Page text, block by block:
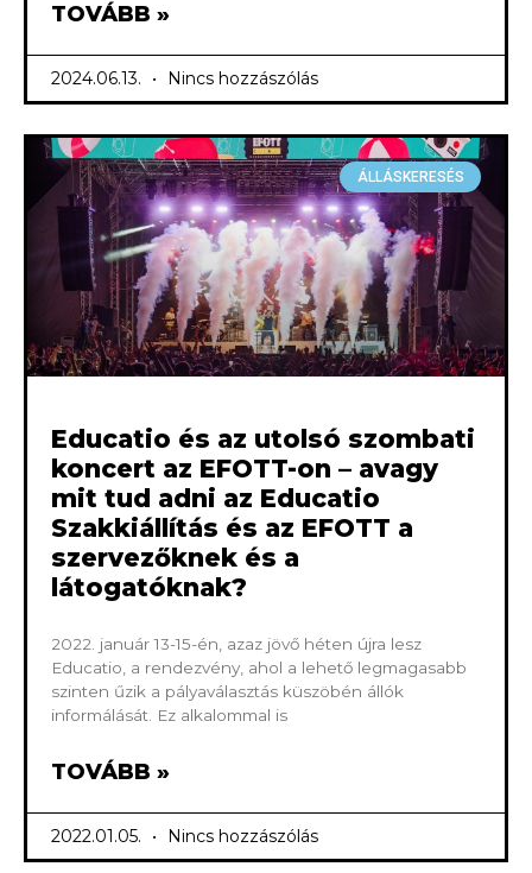
TOVÁBB »
2024.06.13. Nincs hozzászólás
ÁLLÁSKERESÉS
Educatio és az utolsó szombati
koncert az EFOTT-on – avagy
mit tud adni az Educatio
Szakkiállítás és az EFOTT a
szervezőknek és a
látogatóknak?
2022. január 13-15-én, azaz jövő héten újra lesz
Educatio, a rendezvény, ahol a lehető legmagasabb
szinten űzik a pályaválasztás küszöbén állók
informálását. Ez alkalommal is
TOVÁBB »
2022.01.05. Nincs hozzászólás